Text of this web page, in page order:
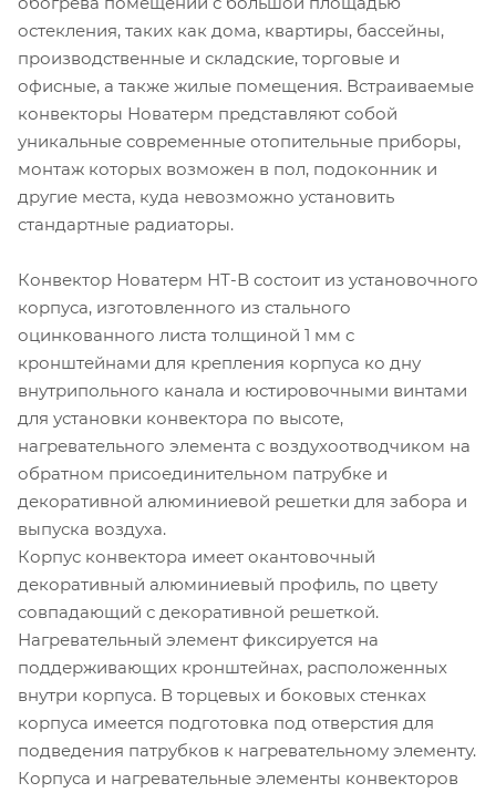
остекления, таких как дома, квартиры, бассейны,
производственные и складские, торговые и
офисные, а также жилые помещения. Встраиваемые
конвекторы Новатерм представляют собой
уникальные современные отопительные приборы,
монтаж которых возможен в пол, подоконник и
другие места, куда невозможно установить
стандартные радиаторы.
Конвектор Новатерм НТ-В состоит из установочного
корпуса, изготовленного из стального
оцинкованного листа толщиной 1 мм с
кронштейнами для крепления корпуса ко дну
внутрипольного канала и юстировочными винтами
для установки конвектора по высоте,
нагревательного элемента с воздухоотводчиком на
обратном присоединительном патрубке и
декоративной алюминиевой решетки для забора и
выпуска воздуха.
Корпус конвектора имеет окантовочный
декоративный алюминиевый профиль, по цвету
совпадающий с декоративной решеткой.
Нагревательный элемент фиксируется на
поддерживающих кронштейнах, расположенных
внутри корпуса. В торцевых и боковых стенках
корпуса имеется подготовка под отверстия для
подведения патрубков к нагревательному элементу.
Корпуса и нагревательные элементы конвекторов